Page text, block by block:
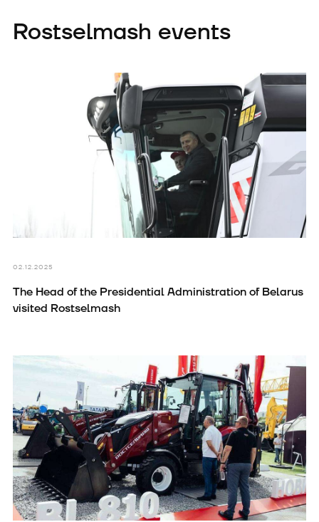
Rostselmash events
02.12.2025
The Head of the Presidential Administration of Belarus
visited Rostselmash